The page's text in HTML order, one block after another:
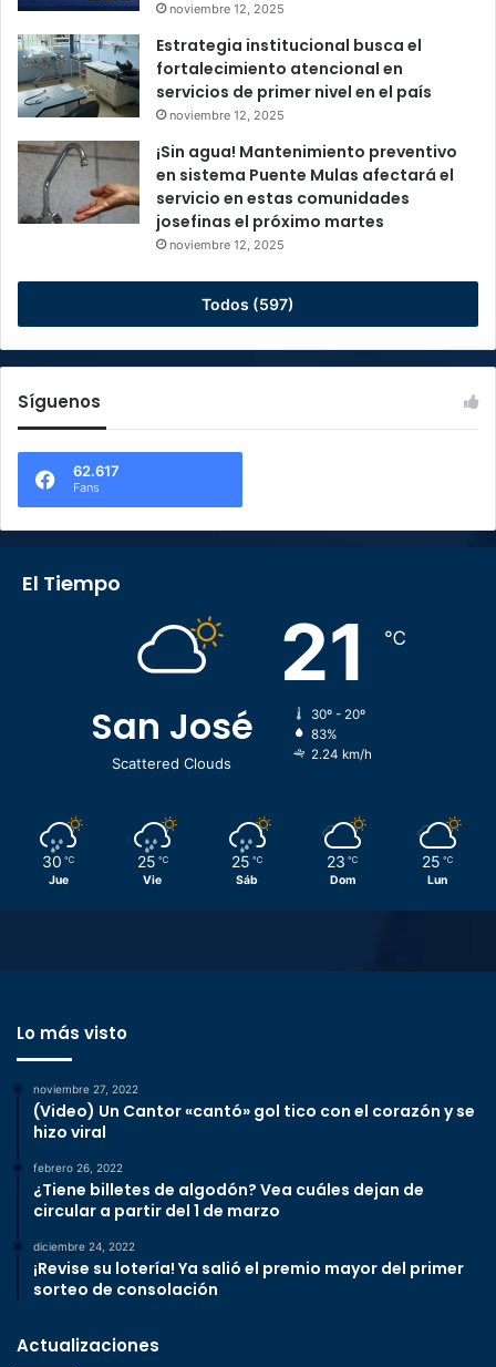
noviembre 12, 2025
Estrategia institucional busca el
fortalecimiento atencional en
servicios de primer nivel en el país
noviembre 12, 2025
¡Sin agua! Mantenimiento preventivo
en sistema Puente Mulas afectará el
servicio en estas comunidades
josefinas el próximo martes
noviembre 12, 2025
Todos (597)
Síguenos
62.617
Fans
El Tiempo
San José
Scattered Clouds
21 ℃
30º - 20º
83%
2.24 km/h
30 ℃
Jue
25 ℃
Vie
25 ℃
Sáb
23 ℃
Dom
25 ℃
Lun
Lo más visto
noviembre 27, 2022
(Video) Un Cantor «cantó» gol tico con el corazón y se
hizo viral
febrero 26, 2022
¿Tiene billetes de algodón? Vea cuáles dejan de
circular a partir del 1 de marzo
diciembre 24, 2022
¡Revise su lotería! Ya salió el premio mayor del primer
sorteo de consolación
Actualizaciones